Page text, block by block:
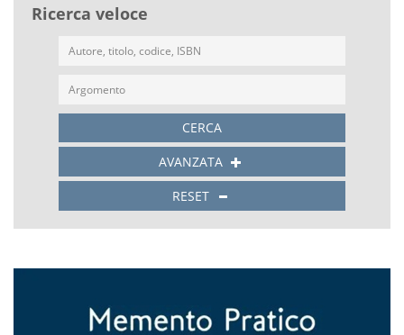
Ricerca veloce
CERCA
AVANZATA
RESET